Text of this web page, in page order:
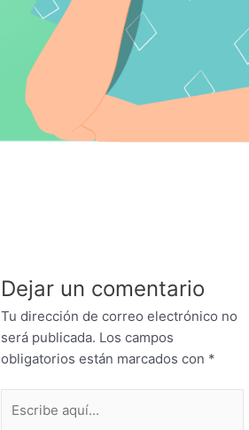
Dejar un comentario
Tu dirección de correo electrónico no
será publicada. Los campos
obligatorios están marcados con *
aquí...